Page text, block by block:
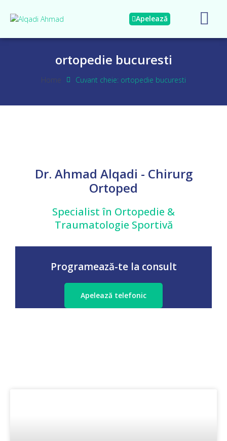
Apelează
ortopedie bucuresti
Home Cuvant cheie: ortopedie bucuresti
Dr. Ahmad Alqadi - Chirurg
Ortoped
Specialist în Ortopedie &
Traumatologie Sportivă
Programează-te la consult
Apelează telefonic